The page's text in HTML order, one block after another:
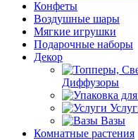
Конфеты
Воздушные шары
Мягкие игрушки
Подарочные наборы
Декор
Диффузоры
Вазы
Комнатные растения